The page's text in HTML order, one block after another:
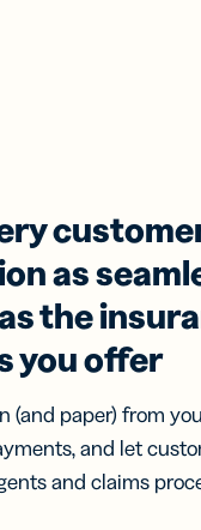
as
the
you offer
(and paper) from
and let
and claims